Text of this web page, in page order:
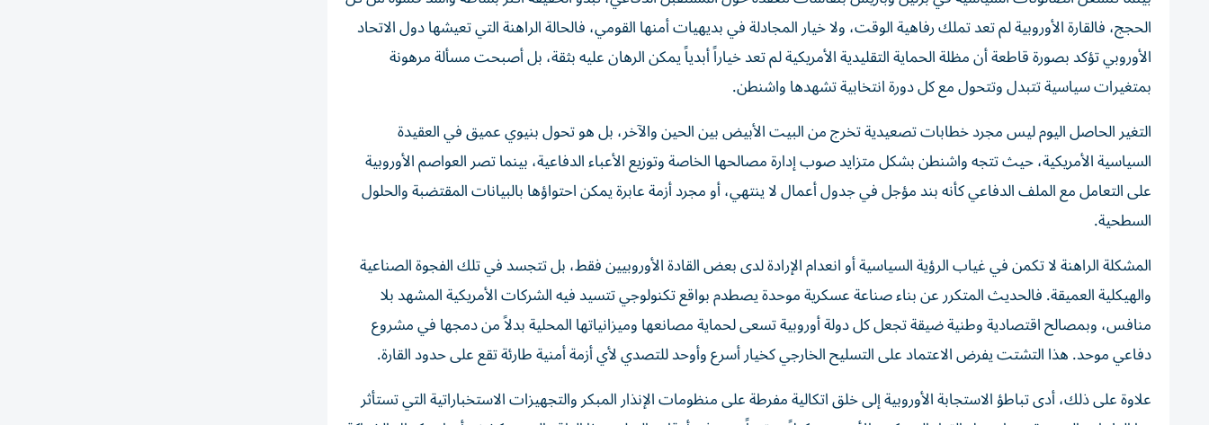
الحجج، فالقارة الأوروبية لم تعد تملك رفاهية الوقت، ولا خيار المجادلة في بديهيات أمنها القومي، فالحالة الراهنة التي تعيشها دول الاتحاد
الأوروبي تؤكد بصورة قاطعة أن مظلة الحماية التقليدية الأمريكية لم تعد خياراً أبدياً يمكن الرهان عليه بثقة، بل أصبحت مسألة مرهونة
بمتغيرات سياسية تتبدل وتتحول مع كل دورة انتخابية تشهدها واشنطن.
التغير الحاصل اليوم ليس مجرد خطابات تصعيدية تخرج من البيت الأبيض بين الحين والآخر، بل هو تحول بنيوي عميق في العقيدة
السياسية الأمريكية، حيث تتجه واشنطن بشكل متزايد صوب إدارة مصالحها الخاصة وتوزيع الأعباء الدفاعية، بينما تصر العواصم الأوروبية
على التعامل مع الملف الدفاعي كأنه بند مؤجل في جدول أعمال لا ينتهي، أو مجرد أزمة عابرة يمكن احتواؤها بالبيانات المقتضبة والحلول
السطحية.
المشكلة الراهنة لا تكمن في غياب الرؤية السياسية أو انعدام الإرادة لدى بعض القادة الأوروبيين فقط، بل تتجسد في تلك الفجوة الصناعية
والهيكلية العميقة. فالحديث المتكرر عن بناء صناعة عسكرية موحدة يصطدم بواقع تكنولوجي تتسيد فيه الشركات الأمريكية المشهد بلا
منافس، وبمصالح اقتصادية وطنية ضيقة تجعل كل دولة أوروبية تسعى لحماية مصانعها وميزانياتها المحلية بدلاً من دمجها في مشروع
دفاعي موحد. هذا التشتت يفرض الاعتماد على التسليح الخارجي كخيار أسرع وأوحد للتصدي لأي أزمة أمنية طارئة تقع على حدود القارة.
علاوة على ذلك، أدى تباطؤ الاستجابة الأوروبية إلى خلق اتكالية مفرطة على منظومات الإنذار المبكر والتجهيزات الاستخباراتية التي تستأثر